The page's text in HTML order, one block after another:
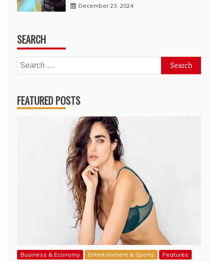
December 23, 2024
SEARCH
Search
for:
FEATURED POSTS
Business & Economy Entertainment & Sports
Features